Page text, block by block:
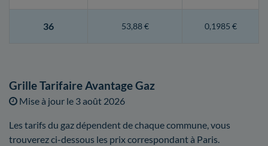
36 53,88 € 0,1985 €
Grille Tarifaire Avantage Gaz
Mise à jour le 3 août 2026
Les tarifs du gaz dépendent de chaque commune, vous
trouverez ci-dessous les prix correspondant à Paris.